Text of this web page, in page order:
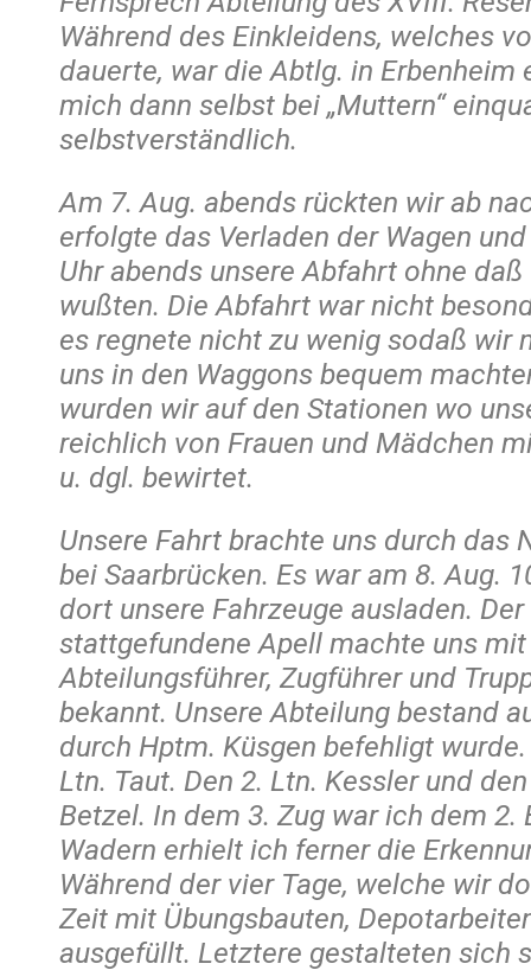
Während des Einkleidens, welches
dauerte, war die Abtlg. in
mich dann selbst bei „Muttern“
selbstverständlich.
Am 7. Aug. abends rückten wir ab
erfolgte das Verladen der Wagen
Uhr abends unsere Abfahrt ohne
wußten. Die Abfahrt war nicht
es regnete nicht zu wenig sodaß wir
uns in den Waggons bequem
wurden wir auf den Stationen wo
reichlich von Frauen und Mädchen
u. dgl. bewirtet.
Unsere Fahrt brachte uns durch das
bei Saarbrücken. Es war am 8. Aug.
dort unsere Fahrzeuge ausladen.
stattgefundene Apell machte uns
Abteilungsführer, Zugführer und
bekannt. Unsere Abteilung bestand
durch Hptm. Küsgen befehligt
Ltn. Taut. Den 2. Ltn. Kessler und
Betzel. In dem 3. Zug war ich dem 2.
Wadern erhielt ich ferner die
Während der vier Tage, welche wir
Zeit mit Übungsbauten,
ausgefüllt. Letztere gestalteten sich